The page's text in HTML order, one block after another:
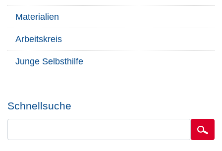
Materialien
Arbeitskreis
Junge Selbsthilfe
Schnellsuche